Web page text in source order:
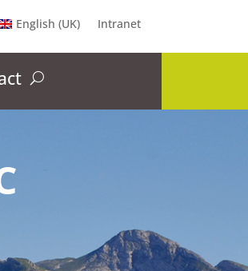
English (UK) Intranet